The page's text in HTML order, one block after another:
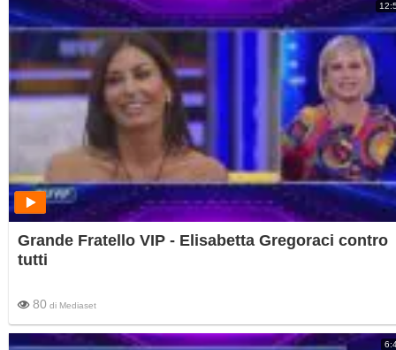
Grande Fratello VIP - Elisabetta Gregoraci contro
tutti
80 di Mediaset